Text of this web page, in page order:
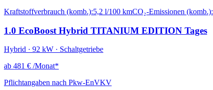
Kraftstoffverbrauch (komb.):5,2 l/100 kmCO₂-Emissionen (komb.):
1.0 EcoBoost Hybrid TITANIUM EDITION Tages
Hybrid · 92 kW · Schaltgetriebe
ab 481 € /Monat*
Pflichtangaben nach Pkw-EnVKV